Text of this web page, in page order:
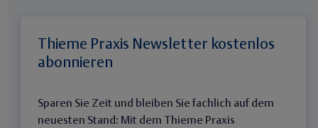
Thieme Praxis Newsletter kostenlos
abonnieren
Sparen Sie Zeit und bleiben Sie fachlich auf dem
neuesten Stand: Mit dem Thieme Praxis